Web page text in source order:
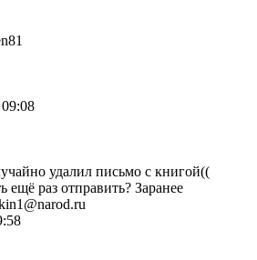
удалил письмо с книгой((
раз отправить? Заранее